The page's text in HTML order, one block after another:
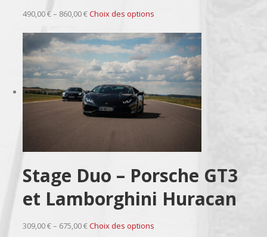
490,00 € – 860,00 €Choix des options
Stage Duo – Porsche GT3
et Lamborghini Huracan
309,00 € – 675,00 €Choix des options